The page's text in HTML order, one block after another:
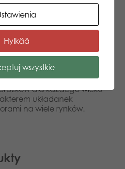
firmą Tactic Oy, możemy
jakość również w
się
w swoim rodzaju
wielką przyjemność
i wysoką jakością.
dla każdego wieku
układanek
na wiele rynków.
Hylkää
wszystkie